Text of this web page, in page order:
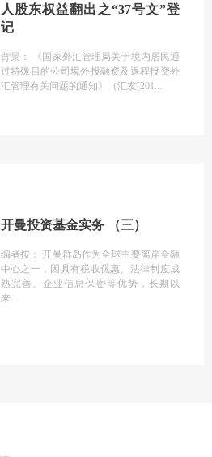
人股东权益翻出之“37号文”登
记
背景： 《国家外汇管理局关于境内居民通
过特殊目的公司境外投融资及返程投资外
汇管理有关问题的通知》（汇发[201
开曼投资基金实务 （三）
编者按： 开曼群岛作为全球主要离岸金融
中心之一，因具有税收优惠、法律制度成
熟完善、企业信息保密等优势，长期以
来